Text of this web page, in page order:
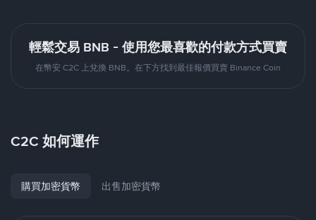
輕鬆交易 BNB - 使用您最喜歡的付款方式買賣
在幣安 C2C 上兌換 BNB。在下方找到最佳報價買賣 Binance Coin
C2C 如何運作
購買加密貨幣 出售加密貨幣